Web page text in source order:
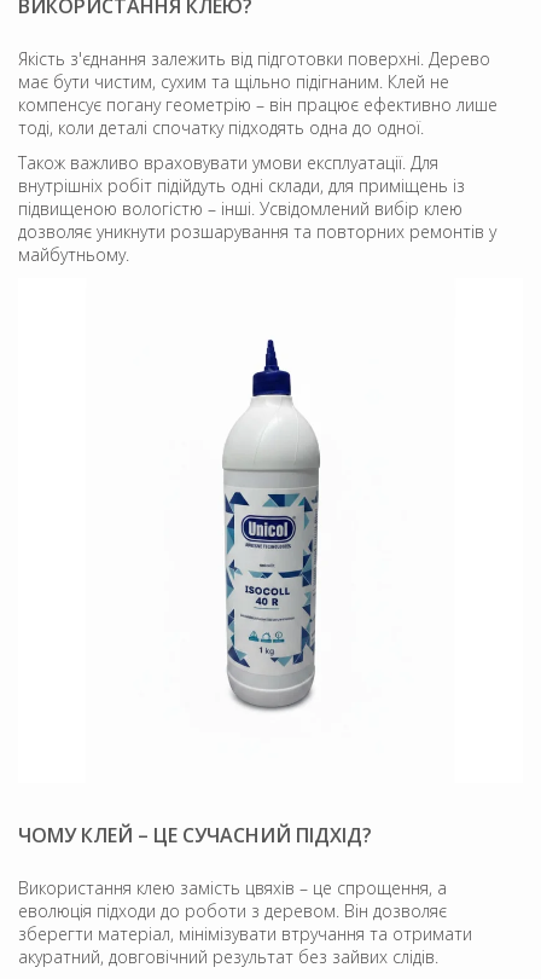
ВИКОРИСТАННЯ КЛЕЮ?
Якість з'єднання залежить від підготовки поверхні. Дерево
має бути чистим, сухим та щільно підігнаним. Клей не
компенсує погану геометрію – він працює ефективно лише
тоді, коли деталі спочатку підходять одна до одної.
Також важливо враховувати умови експлуатації. Для
внутрішніх робіт підійдуть одні склади, для приміщень із
підвищеною вологістю – інші. Усвідомлений вибір клею
дозволяє уникнути розшарування та повторних ремонтів у
майбутньому.
ЧОМУ КЛЕЙ – ЦЕ СУЧАСНИЙ ПІДХІД?
Використання клею замість цвяхів – це спрощення, а
еволюція підходи до роботи з деревом. Він дозволяє
зберегти матеріал, мінімізувати втручання та отримати
акуратний, довговічний результат без зайвих слідів.